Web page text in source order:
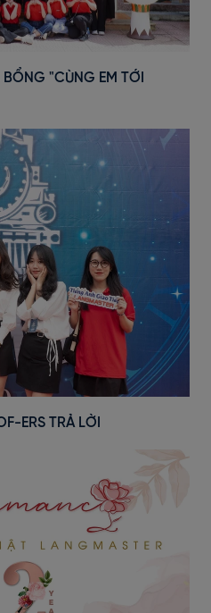
"CÙNG EM TỚI
ERS TRẢ LỜI